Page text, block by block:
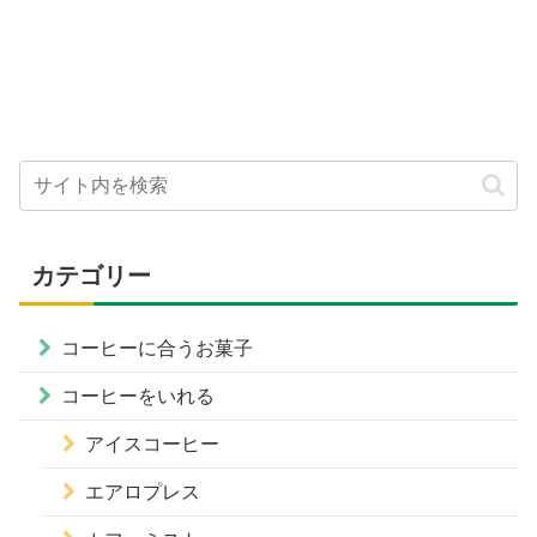
カテゴリー
コーヒーに合うお菓子
コーヒーをいれる
アイスコーヒー
エアロプレス